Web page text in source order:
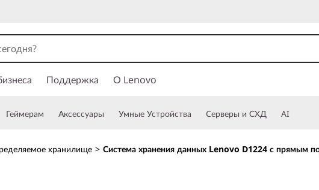
Поддержка О Lenovo
Геймерам Аксессуары Умные Устройства Cерверы и СХД AI
хранилище > Система хранения данных Lenovo D1224 с прямым